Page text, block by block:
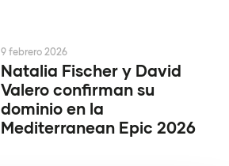
Natalia Fischer y David
Valero confirman su
dominio en la
Mediterranean Epic 2026
9 febrero 2026